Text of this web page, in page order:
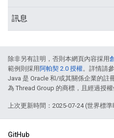
訊息
除非另有註明，否則本網頁內容採用
範例則採用 阿帕契 2.0 授權。詳情請
Java 是 Oracle 和/或其關係企業的註
為 Thread Group 的商標，且經過授權
上次更新時間：2025-07-24 (世界標準
GitHub